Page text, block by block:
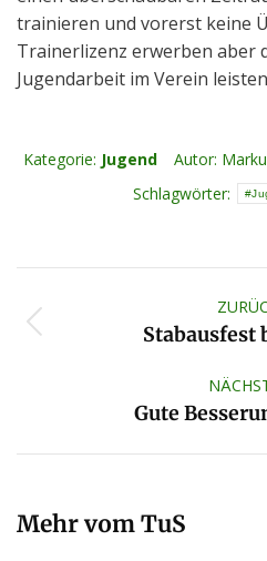
trainieren und vorerst keine
Trainerlizenz erwerben aber
Jugendarbeit im Verein
Kategorie: Jugend Autor:
Schlagwörter:
Stabausfest
Gute
Mehr vom TuS